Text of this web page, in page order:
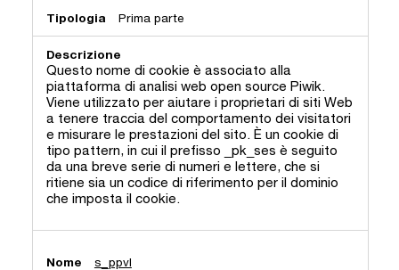
Prima parte
Questo nome di cookie è associato alla
piattaforma di analisi web open source Piwik.
Viene utilizzato per aiutare i proprietari di siti Web
a tenere traccia del comportamento dei visitatori
e misurare le prestazioni del sito. È un cookie di
tipo pattern, in cui il prefisso _pk_ses è seguito
da una breve serie di numeri e lettere, che si
ritiene sia un codice di riferimento per il dominio
che imposta il cookie.
s_ppvl